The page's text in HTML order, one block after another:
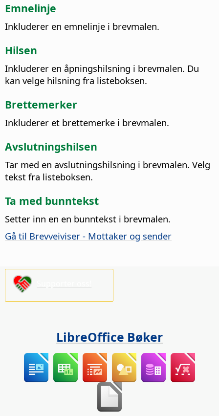
Emnelinje
Inkluderer en emnelinje i brevmalen.
Hilsen
Inkluderer en åpningshilsning i brevmalen. Du
kan velge hilsning fra listeboksen.
Brettemerker
Inkluderer et brettemerke i brevmalen.
Avslutningshilsen
Tar med en avslutningshilsning i brevmalen. Velg
tekst fra listeboksen.
Ta med bunntekst
Setter inn en en bunntekst i brevmalen.
Gå til Brevveiviser - Mottaker og sender
LibreOffice Bøker